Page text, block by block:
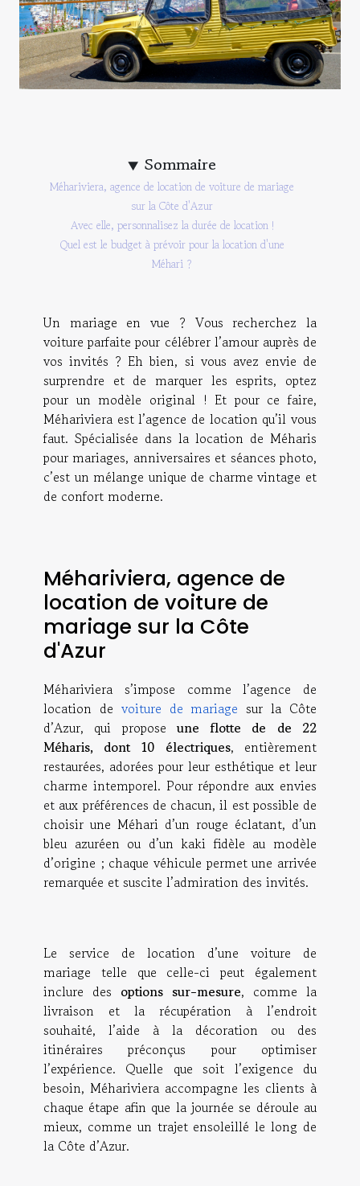
Sommaire
Méhariviera, agence de location de voiture de mariage
sur la Côte d'Azur
Avec elle, personnalisez la durée de location !
Quel est le budget à prévoir pour la location d'une
Méhari ?
Un mariage en vue ? Vous recherchez la
voiture parfaite pour célébrer l’amour auprès de
vos invités ? Eh bien, si vous avez envie de
surprendre et de marquer les esprits, optez
pour un modèle original ! Et pour ce faire,
Méhariviera est l’agence de location qu’il vous
faut. Spécialisée dans la location de Méharis
pour mariages, anniversaires et séances photo,
c’est un mélange unique de charme vintage et
de confort moderne.
Méhariviera, agence de
location de voiture de
mariage sur la Côte
d'Azur
Méhariviera s’impose comme l’agence de
location de voiture de mariage sur la Côte
d’Azur, qui proposeune flotte de de 22
Méharis, dont 10 électriques, entièrement
restaurées, adorées pour leur esthétique et leur
charme intemporel. Pour répondre aux envies
et aux préférences de chacun, il est possible de
choisir une Méhari d’un rouge éclatant, d’un
bleu azuréen ou d’un kaki fidèle au modèle
d’origine ; chaque véhicule permet une arrivée
remarquée et suscite l’admiration des invités.
Le service de location d’une voiture de
mariage telle que celle-ci peut également
inclure des options sur-mesure, comme la
livraison et la récupération à l’endroit
souhaité, l’aide à la décoration ou des
itinéraires préconçus pour optimiser
l’expérience. Quelle que soit l’exigence du
besoin, Méhariviera accompagne les clients à
chaque étape afin que la journée se déroule au
mieux, comme un trajet ensoleillé le long de
la Côte d’Azur.